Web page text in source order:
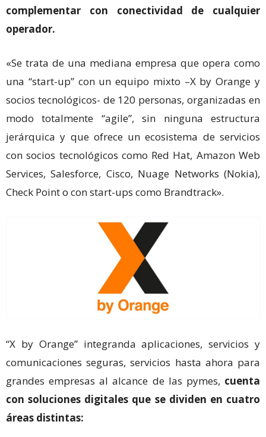
complementar con conectividad de cualquier
operador.
«Se trata de una mediana empresa que opera como
una “start-up” con un equipo mixto –X by Orange y
socios tecnológicos- de 120 personas, organizadas en
modo totalmente “agile”, sin ninguna estructura
jerárquica y que ofrece un ecosistema de servicios
con socios tecnológicos como Red Hat, Amazon Web
Services, Salesforce, Cisco, Nuage Networks (Nokia),
Check Point o con start-ups como Brandtrack».
“X by Orange” integranda aplicaciones, servicios y
comunicaciones seguras, servicios hasta ahora para
grandes empresas al alcance de las pymes, cuenta
con soluciones digitales que se dividen en cuatro
áreas distintas: